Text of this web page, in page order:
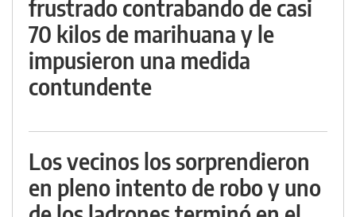
frustrado contrabando de casi
70 kilos de marihuana y le
impusieron una medida
contundente
Los vecinos los sorprendieron
en pleno intento de robo y uno